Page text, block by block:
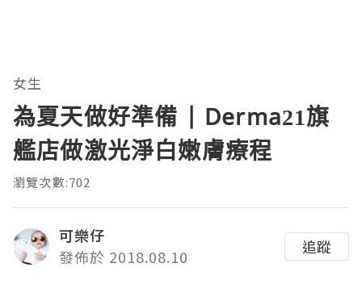
女生
為夏天做好準備 | Derma21旗
艦店做激光淨白嫩膚療程
瀏覽次數:702
可樂仔
發佈於 2018.08.10
追蹤